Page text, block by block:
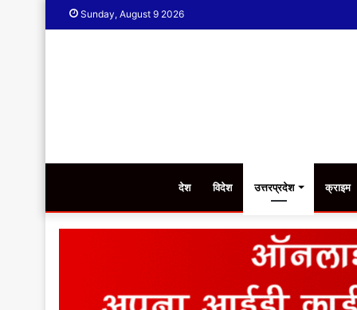
Sunday, August 9 2026
देश विदेश उत्तरप्रदेश क्राइम